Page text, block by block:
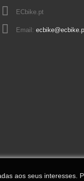
ECbike.pt
Email:
aos seus interesses.